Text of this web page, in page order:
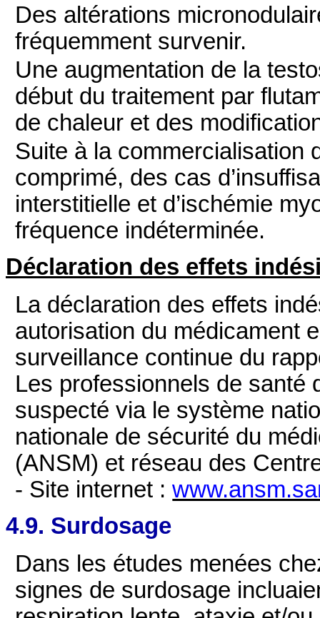
Des altérations
fréquemment survenir.
Une augmentation de la
début du traitement par
de chaleur et des
Suite à la commercialisation
comprimé, des cas
interstitielle et d’ischémie
fréquence indéterminée.
Déclaration des effets
La déclaration des effets
autorisation du médicament
surveillance continue du
Les professionnels de santé
suspecté via le système
nationale de sécurité du
(ANSM) et réseau des
- Site internet :
4.9. Surdosage
Dans les études menées
signes de surdosage